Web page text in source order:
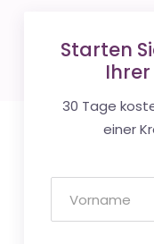
Starten
30 Tage
einer